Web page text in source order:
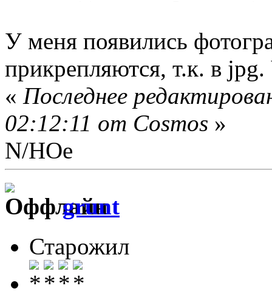
У меня появились
прикрепляются, т.к. в jpg.
« Последнее
02:12:11 от Cosmos »
N/НОе
grunt
Старожил